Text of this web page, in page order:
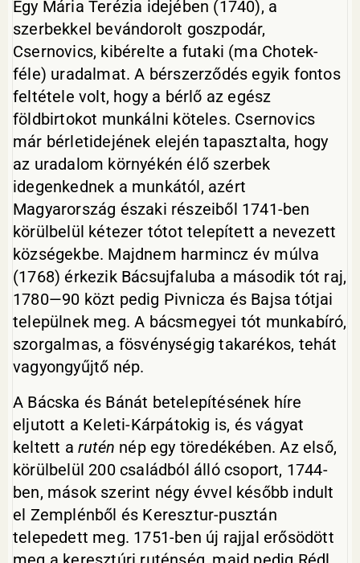
Egy Mária Terézia idejében (1740), a
szerbekkel bevándorolt goszpodár,
Csernovics, kibérelte a futaki (ma Chotek-
féle) uradalmat. A bérszerződés egyik fontos
feltétele volt, hogy a bérlő az egész
földbirtokot munkálni köteles. Csernovics
már bérletidejének elején tapasztalta, hogy
az uradalom környékén élő szerbek
idegenkednek a munkától, azért
Magyarország északi részeiből 1741-ben
körülbelül kétezer tótot telepített a nevezett
községekbe. Majdnem harmincz év múlva
(1768) érkezik Bácsujfaluba a második tót raj,
1780—90 közt pedig Pivnicza és Bajsa tótjai
települnek meg. A bácsmegyei tót munkabíró,
szorgalmas, a fösvénységig takarékos, tehát
vagyongyűjtő nép.
A Bácska és Bánát betelepítésének híre
eljutott a Keleti-Kárpátokig is, és vágyat
keltett a rutén nép egy töredékében. Az első,
körülbelül 200 családból álló csoport, 1744-
ben, mások szerint négy évvel később indult
el Zemplénből és Keresztur-pusztán
telepedett meg. 1751-ben új rajjal erősödött